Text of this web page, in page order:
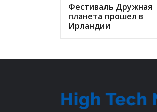
Фестиваль Дружная
планета прошел в
Ирландии